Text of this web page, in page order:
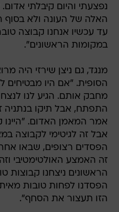
נפצעתי והיום קיבלתי
האלה של העונה ולא בסוף
עד עכשיו אנחנו קבוצה
במקומות הראשונים".
מנגד, גם ניצן שירזי היה
הסופית. "אם היו מבטיחים
מחבק אותם. הגיע לנו
התפתח, אבל תיקו בנתניה
אמר המאמן האדום. "היינו
אבל זה לגיטימי לקבוצה
הפסדים רצופים, שבאו
זה האמצע האולטימטיבי
הראשונים ניצחנו קבוצות
הפסדנו לפחות טובות
הזו תעצור את הסחף".